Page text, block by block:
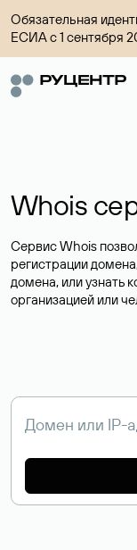
Обязательная
ЕСИА с 1 сентября
Whois
Сервис Whois
регистрации
домена, или узнать
организацией или